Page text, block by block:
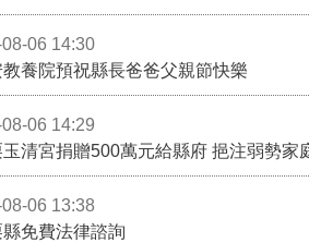
08-06 14:30
養院預祝縣長爸爸父親節快樂
06 14:29
清宮捐贈500萬元給縣府 挹注弱勢家
06 13:38
免費法律諮詢